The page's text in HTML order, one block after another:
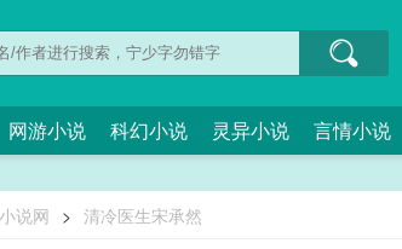
网游小说 科幻小说 灵异小说 言情小说
说网 > 清冷医生宋承然